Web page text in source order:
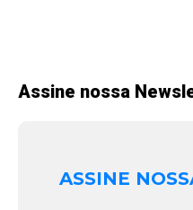
Assine nossa
ASSINE